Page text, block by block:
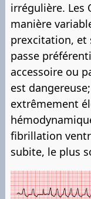
irrégulière. Les
manière
prexcitation, et
passe
accessoire ou
est
extrêmement
fibrillation
subite, le plus